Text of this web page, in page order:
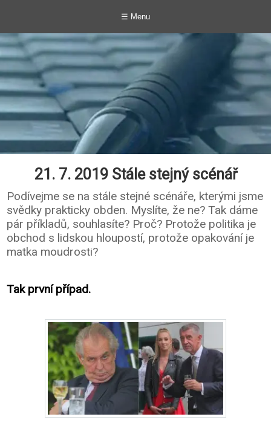
☰ Menu
21. 7. 2019 Stále stejný scénář
Podívejme se na stále stejné scénáře, kterými jsme
svědky prakticky obden. Myslíte, že ne? Tak dáme
pár příkladů, souhlasíte? Proč? Protože politika je
obchod s lidskou hloupostí, protože opakování je
matka moudrosti?
Tak první případ.